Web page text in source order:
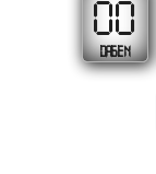
00
DAGEN